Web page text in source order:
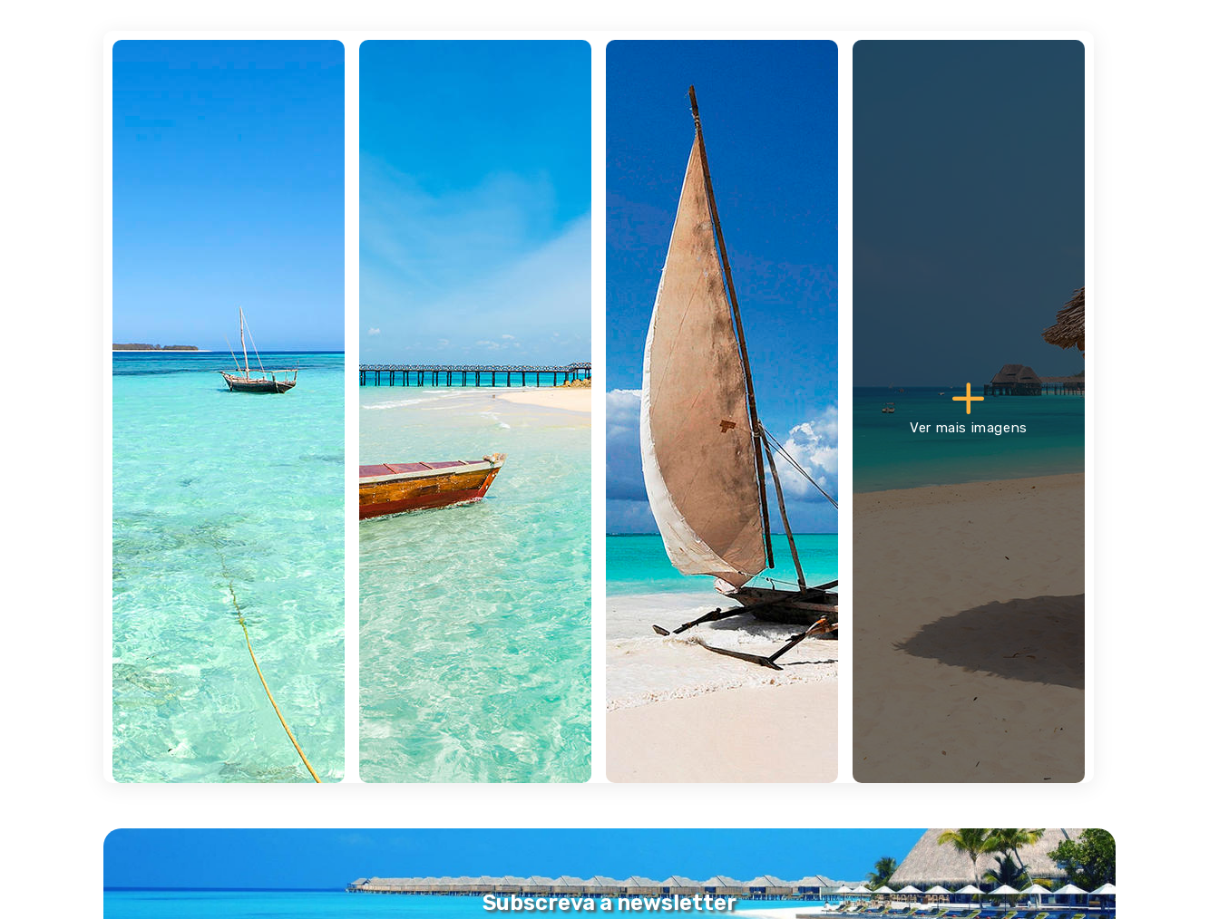
Informações sobre África
Razões para fazer a mala
1. Berço da Humanidade:Ir a África é renascer. É o reencontro com a natureza virgem, o reviver de sensações primitivas e ancestrais.
2. Património:Ir a África é mergulhar na herança que os nossos antepasssados deixaram em África, uma herança muitas vezes classificada como património
da humanidade.
3. Aventura e descobrimento:Ir a África é ir à aventura, é descobrir uma fauna que mais nenhum continente oferece, é contactar com culturas ancestrais.
4. Descanso:Ir a África é poder desfrutar dos mares mais envolventes e mais belos do planeta, é o recargar de energias físicas e psicológicas.
A não perder
Egito: Egito é História, antigas civilizações, faraós, esfinges, pirâmides, templos e santuários, o Fértil Vale do Nilo, Alexandria, e a sua famosa Biblioteca, é Luxor e Assuão,
mas Egito é também, e muito, o Cairo, e tudo aquilo que a fabulosa cidade tem para nos oferecer.
Guiné: Em Bissau, a capital, descobrem-se as fortes ligações entre Guiné e Portugal. No centro da cidade, vai encontrar a Praça dos Heróis, o porto, a Assembleia Nacional,
Moçambique:
A capital, Maputo, é um local de visita obrigatória, onde se destaca a beleza da herança arquitetónica. A não perder: Gorongosa, a reserva natural que
recuperou dos anos de guerra colonial e civil, e a Ponta do Ouro, região de praia junto à fronteira com a África do Sul. Recomenda-se o Lago Niassa, localizado no norte do
país, o Parque Nacional das Quirimbas, um paraíso exclusivo no Índico e a lindíssima Ilha de Bazaruto, bem como a região de Inhambane. Pode aproveitar para conhecer o
Kruger Park, na África do Sul, e as Cataratas de Vitória, na Zâmbia.
Ver mais imagens
Subscreva a newsletter